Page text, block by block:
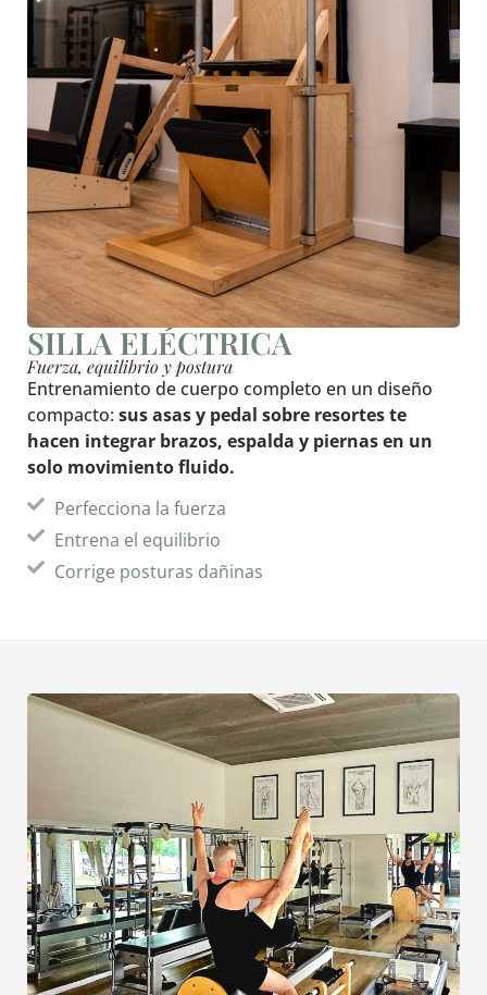
SILLA ELÉCTRICA
Fuerza, equilibrio y postura
Entrenamiento de cuerpo completo en un diseño
compacto: sus asas y pedal sobre resortes te
hacen integrar brazos, espalda y piernas en un
solo movimiento fluido.
Perfecciona la fuerza
Entrena el equilibrio
Corrige posturas dañinas